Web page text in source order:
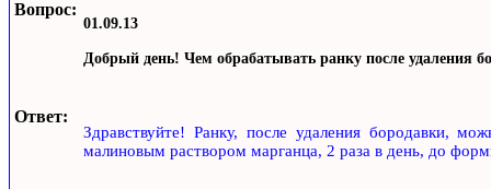
Вопрос:
01.09.13
Добрый день! Чем обрабатывать ранку после удаления
Ответ:
Здравствуйте! Ранку, после удаления бородавки,
малиновым раствором марганца, 2 раза в день, до